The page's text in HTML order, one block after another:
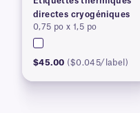
directes cryogéniques
0,75 po x 1,5 po
$45.00 ($0.045/label)